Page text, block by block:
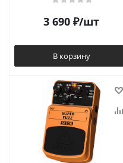
3 690 ₽/шт
В корзину